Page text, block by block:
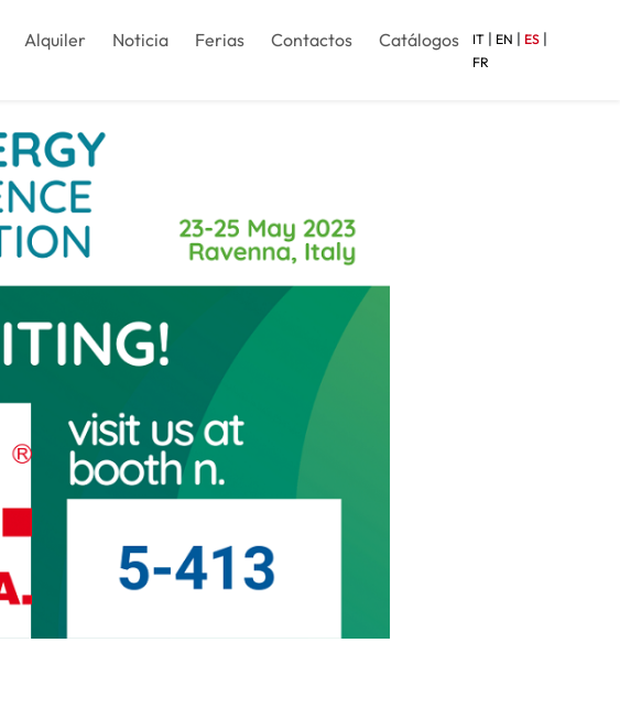
Alquiler Noticia Ferias Contactos Catálogos IT | EN | ES |
FR